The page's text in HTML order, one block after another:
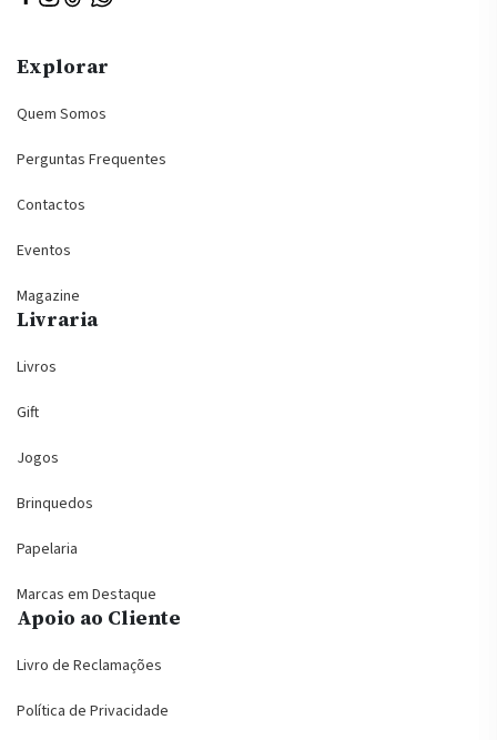
Explorar
Quem Somos
Perguntas Frequentes
Contactos
Eventos
Magazine
Livraria
Livros
Gift
Jogos
Brinquedos
Papelaria
Marcas em Destaque
Apoio ao Cliente
Livro de Reclamações
Política de Privacidade